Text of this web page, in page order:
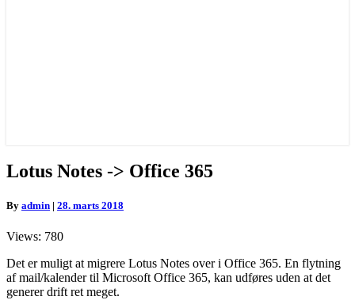
Lotus
Notes
>
365
Lotus Notes -> Office 365
By admin | 28. marts 2018
Views: 780
Det er muligt at migrere Lotus Notes over i Office 365. En flytning
af mail/kalender til Microsoft Office 365, kan udføres uden at det
generer drift ret meget.